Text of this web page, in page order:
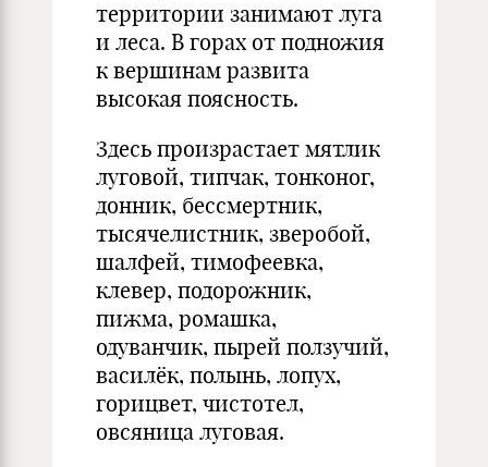
территории занимают луга
и леса. В горах от подножия
к вершинам развита
высокая поясность.
Здесь произрастает мятлик
луговой, типчак, тонконог,
донник, бессмертник,
тысячелистник, зверобой,
шалфей, тимофеевка,
клевер, подорожник,
пижма, ромашка,
одуванчик, пырей ползучий,
василёк, полынь, лопух,
горицвет, чистотел,
овсяница луговая.